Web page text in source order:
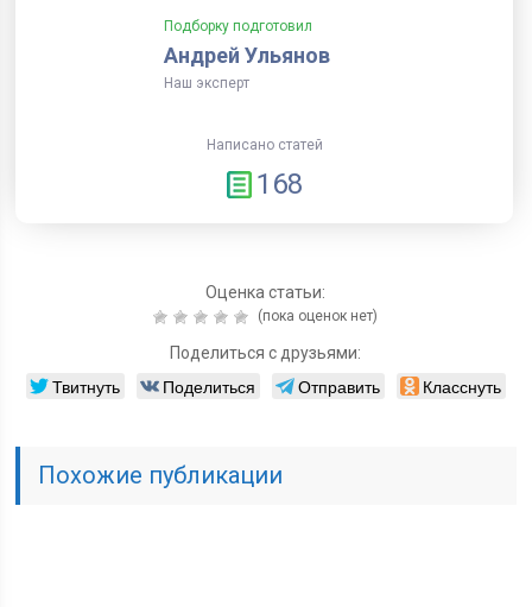
Подборку подготовил
Андрей Ульянов
Наш эксперт
Написано статей
168
Оценка статьи:
(пока оценок нет)
Поделиться с друзьями:
Твитнуть Поделиться Отправить Класснуть
Похожие публикации